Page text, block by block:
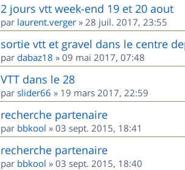
2 jours vtt week-end 19 et 20 aout
par laurent.verger » 28 juil. 2017, 23:55
sortie vtt et gravel dans le centre
par dabaz18 » 09 mai 2017, 07:48
VTT dans le 28
par slider66 » 19 mars 2017, 22:59
recherche partenaire
par bbkool » 03 sept. 2015, 18:41
recherche partenaire
par bbkool » 03 sept. 2015, 18:40